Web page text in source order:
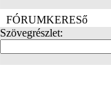
FÓRUMKERESő
Szövegrészlet: